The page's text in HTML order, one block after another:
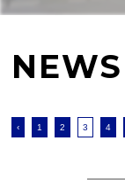
NEWS
‹ 1 2 3 4